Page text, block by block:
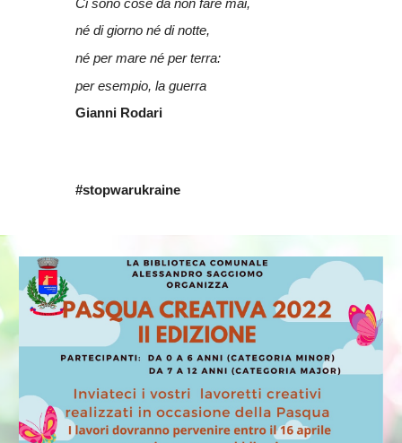
Ci sono cose da non fare mai,
né di giorno né di notte,
né per mare né per terra:
per esempio, la guerra
Gianni Rodari
#stopwarukraine